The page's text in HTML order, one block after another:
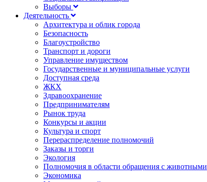
Выборы
Деятельность
Архитектура и облик города
Безопасность
Благоустройство
Транспорт и дороги
Управление имуществом
Государственные и муниципальные услуги
Доступная среда
ЖКХ
Здравоохранение
Предпринимателям
Рынок труда
Конкурсы и акции
Культура и спорт
Перераспределение полномочий
Заказы и торги
Экология
Полномочия в области обращения с животными
Экономика